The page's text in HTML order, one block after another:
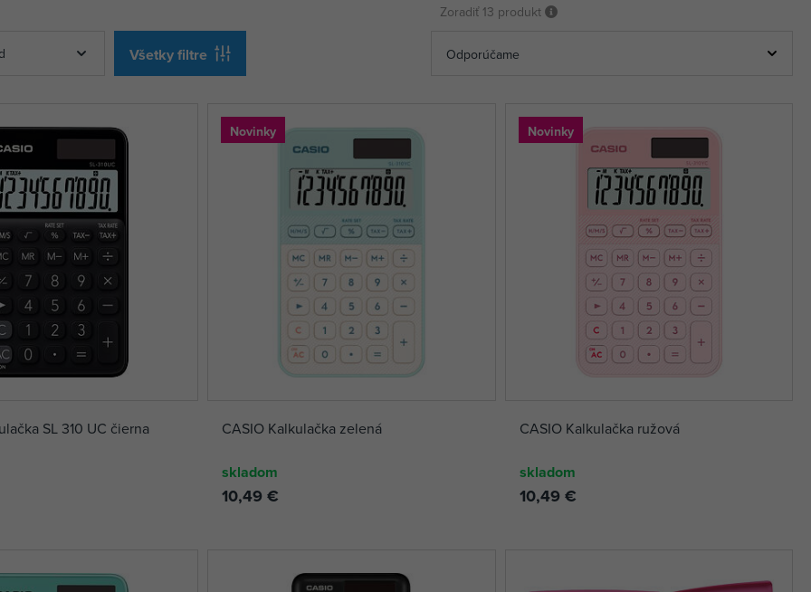
Všetky filtre
Zoradiť 13 produkt
SL 310 UC čierna
Novinky
CASIO Kalkulačka zelená
skladom
10,49 €
Novinky
CASIO Kalkulačka ružová
skladom
10,49 €